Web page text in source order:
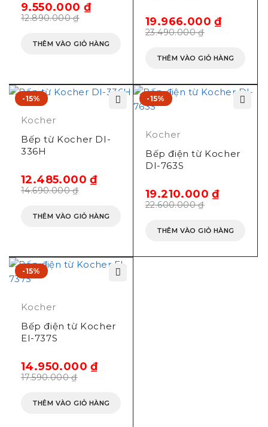
12.890.000₫
9.550.000₫
THÊM VÀO GIỎ HÀNG
23.490.000₫
19.966.000₫
THÊM VÀO GIỎ HÀNG
-15%
Kocher
Bếp từ Kocher DI-
336H
14.690.000₫
12.485.000₫
THÊM VÀO GIỎ HÀNG
-15%
Kocher
Bếp điện từ Kocher
DI-763S
22.600.000₫
19.210.000₫
THÊM VÀO GIỎ HÀNG
-15%
Kocher
Bếp điện từ Kocher
EI-737S
17.590.000₫
14.950.000₫
THÊM VÀO GIỎ HÀNG